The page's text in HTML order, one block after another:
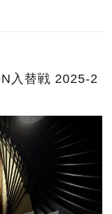
入替戦 2025-2